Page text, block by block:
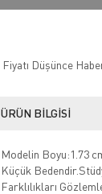
Fiyatı Düşünce
ÜRÜN BILGISI
Modelin Boyu:1.73
Küçük
Farklılıkları